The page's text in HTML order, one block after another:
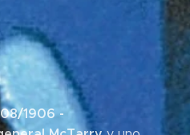
1906 -